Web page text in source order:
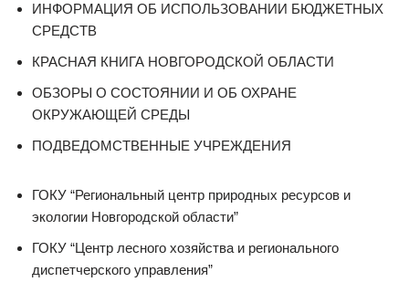
ИНФОРМАЦИЯ ОБ ИСПОЛЬЗОВАНИИ БЮДЖЕТНЫХ
СРЕДСТВ
КРАСНАЯ КНИГА НОВГОРОДСКОЙ ОБЛАСТИ
ОБЗОРЫ О СОСТОЯНИИ И ОБ ОХРАНЕ
ОКРУЖАЮЩЕЙ СРЕДЫ
ПОДВЕДОМСТВЕННЫЕ УЧРЕЖДЕНИЯ
ГОКУ “Региональный центр природных ресурсов и
экологии Новгородской области”
ГОКУ “Центр лесного хозяйства и регионального
диспетчерского управления”